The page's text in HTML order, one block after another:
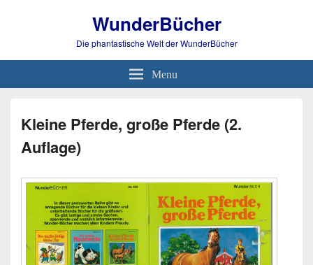
WunderBücher
Die phantastische Welt der WunderBücher
Menu
Kleine Pferde, große Pferde (2.
Auflage)